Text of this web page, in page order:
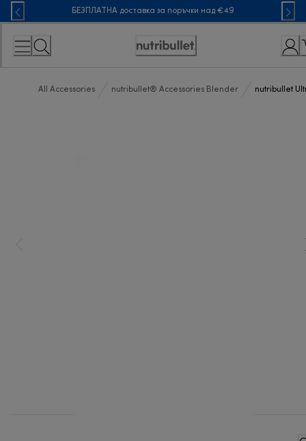
Skip
to
Content
БЕЗПЛАТНА доставка за поръчки над €49
Accessibility
All Accessories nutribullet® Accessories Blender nutribullet